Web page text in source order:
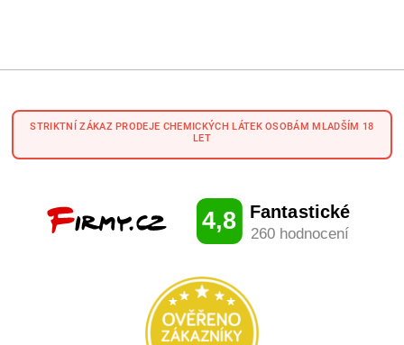
STRIKTNÍ ZÁKAZ PRODEJE CHEMICKÝCH LÁTEK OSOBÁM MLADŠÍM 18
LET